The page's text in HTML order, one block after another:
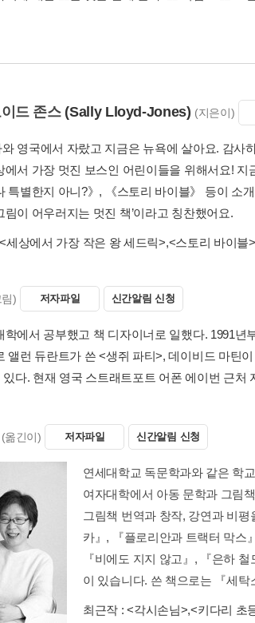
드 존스(Sally Lloyd-Jones) (지은이)
영국에서 자랐고 지금은 뉴욕에 살아요. 감사
에서 가장 멋진 보스인 어린이들을 위해서요!
특별한지 아니?》, 《스토리 바이블》 등이 소
림이 어우러지는 멋진 책’이라고 칭찬했어요.
<세상에서 가장 작은 왕 세드릭>,<스토리 바이블>
) 저자파일 신간알림 신청
학에서 공부했고 책 디자이너로 일했다. 1991
앨런 듀란트가 쓴 <생쥐 파티>, 데이비드 마틴
있다. 현재 영국 스트래트포트 어폰 에이번 근처
(옮긴이) 저자파일 신간알림 신청
연세대학교 독문학과와 같은 학
여자대학에서 아동 문학과 그림
그림책 번역과 창작, 강연과 비
카』, 『플로리안과 트랙터 막스
『비에도 지지 않고』, 『은하
이 있습니다. 쓴 책으로는 『세탁
최근작 :<각시손님>,<키다리 초